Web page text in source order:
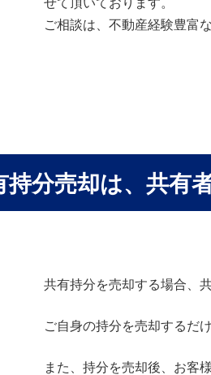
せて頂いております。
ご相談は、不動産経験豊富
持分売却は、共有
共有持分を売却する場合、
ご自身の持分を売却するだ
また、持分を売却後、お客